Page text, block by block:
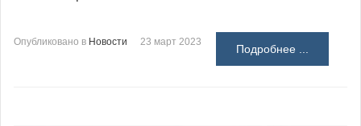
Опубликовано в Новости 23 март 2023
Подробнее ...